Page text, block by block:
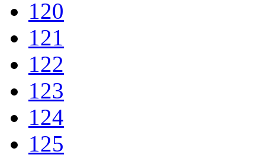
120
121
122
123
124
125